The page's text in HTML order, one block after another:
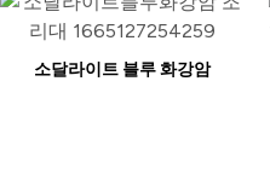
소달라이트 블루 화강암